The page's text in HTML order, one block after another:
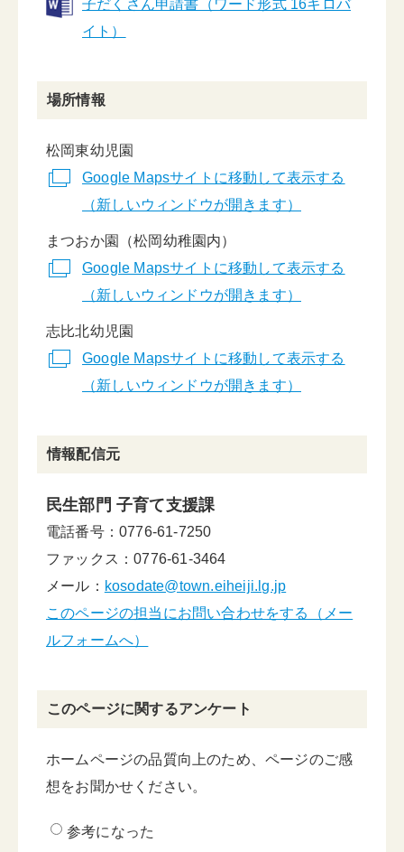
子だくさん申請書（ワード形式 16キロバ
イト）
場所情報
松岡東幼児園
Google Mapsサイトに移動して表示する
（新しいウィンドウが開きます）
まつおか園（松岡幼稚園内）
Google Mapsサイトに移動して表示する
（新しいウィンドウが開きます）
志比北幼児園
Google Mapsサイトに移動して表示する
（新しいウィンドウが開きます）
情報配信元
民生部門 子育て支援課
電話番号：0776-61-7250
ファックス：0776-61-3464
メール： kosodate@town.eiheiji.lg.jp
このページの担当にお問い合わせをする（メー
ルフォームへ）
このページに関するアンケート
ホームページの品質向上のため、ページのご感
想をお聞かせください。
参考になった